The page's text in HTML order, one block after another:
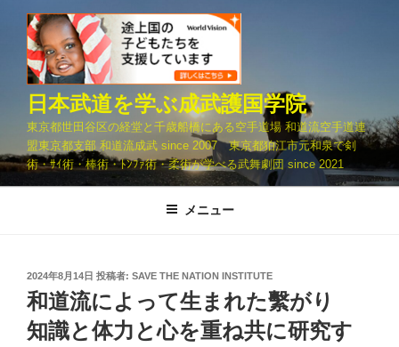
キ
日本武道を学ぶ成武護国学院
東京都世田谷区の経堂と千歳船橋にある空手道場 和道流空手道連
盟東京都支部 和道流成武 since 2007 東京都狛江市元和泉で剣
術・ｻｲ術・棒術・ﾄﾝﾌｧ術・柔術が学べる武舞劇団 since 2021
メニュー
投
稿
日:
2024年8月14日 投稿者: SAVE THE NATION INSTITUTE
和道流によって生まれた繫がり
知識と体力と心を重ね共に研究す